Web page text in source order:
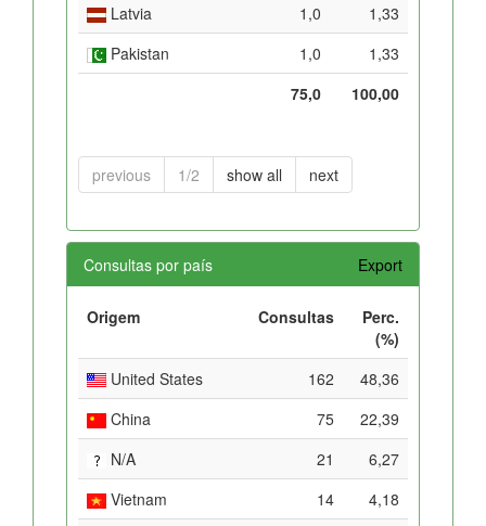
Latvia
1,0
1,33
Pakistan
1,0
1,33
75,0
100,00
previous 1/2 show all next
Consultas por país Export
Origem Consultas
Perc.
(%)
United States
162
48,36
China
75
22,39
N/A
21
6,27
Vietnam
14
4,18